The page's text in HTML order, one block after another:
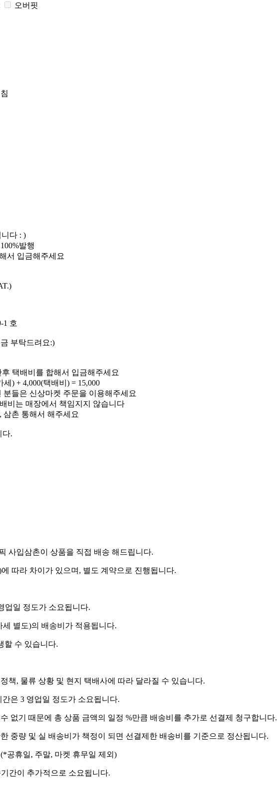
오버핏
다 : )
발행
서 입금해주세요
1 호
부탁드려요:)
택배비를 합해서 입금해주세요
) + 4,000(택배비) = 15,000
분들은 신상마켓 주문을 이용해주세요
비는 매장에서 책임지지 않습니다
삼촌 통해서 해주세요
다.
사입삼촌이 상품을 직접 배송 해드립니다.
따라 차이가 있으며, 별도 계약으로 진행됩니다.
업일 정도가 소요됩니다.
별도)의 배송비가 적용됩니다.
할 수 있습니다.
책, 물류 상황 및 현지 택배사에 따라 달라질 수 있습니다.
은 3 영업일 정도가 소요됩니다.
없기 때문에 총 상품 금액의 일정 %만큼 배송비를 추가로 선결제 청구합니다.
중량 및 실 배송비가 책정이 되면 선결제한 배송비를 기준으로 정산됩니다.
공휴일, 주말, 마켓 휴무일 제외)
간이 추가적으로 소요됩니다.